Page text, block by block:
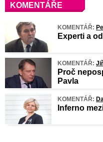
KOMENTÁŘE
KOMENTÁŘ:
Experti a
KOMENTÁŘ:
Proč
Pavla
KOMENTÁŘ:
Inferno